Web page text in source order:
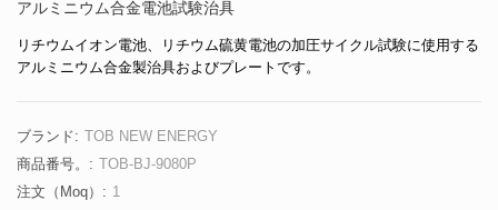
アルミニウム合金電池試験治具
リチウムイオン電池、リチウム硫黄電池の加圧サイクル試験に使用する
アルミニウム合金製治具およびプレートです。
ブランド: TOB NEW ENERGY
商品番号。: TOB-BJ-9080P
注文（moq）: 1